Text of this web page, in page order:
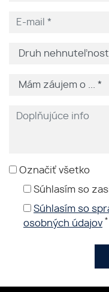
Označiť všetko
Súhlasím so
Súhlasím so
osobných údajov *